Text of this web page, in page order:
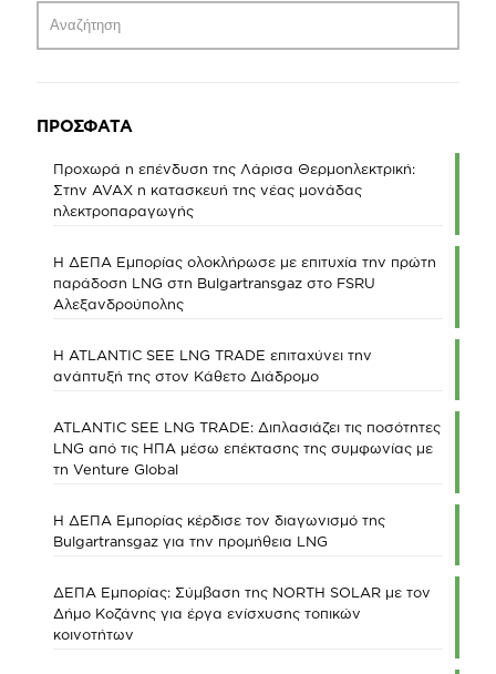
ΠΡΟΣΦΑΤΑ
Προχωρά η επένδυση της Λάρισα Θερμοηλεκτρική:
Στην AVAX η κατασκευή της νέας μονάδας
ηλεκτροπαραγωγής
Η ΔΕΠΑ Εμπορίας ολοκλήρωσε με επιτυχία την πρώτη
παράδοση LNG στη Bulgartransgaz στο FSRU
Αλεξανδρούπολης
Η ATLANTIC SEE LNG TRADE επιταχύνει την
ανάπτυξή της στον Κάθετο Διάδρομο
ATLANTIC SEE LNG TRADE: Διπλασιάζει τις ποσότητες
LNG από τις ΗΠΑ μέσω επέκτασης της συμφωνίας με
τη Venture Global
Η ΔΕΠΑ Εμπορίας κέρδισε τον διαγωνισμό της
Bulgartransgaz για την προμήθεια LNG
ΔΕΠΑ Εμπορίας: Σύμβαση της NORTH SOLAR με τον
Δήμο Κοζάνης για έργα ενίσχυσης τοπικών
κοινοτήτων